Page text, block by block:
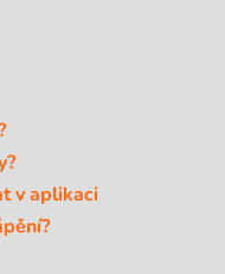
v aplikaci